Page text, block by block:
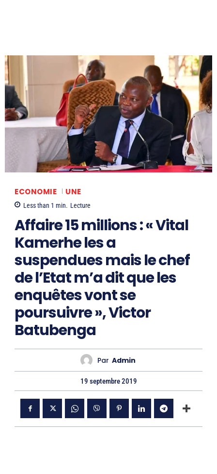
ECONOMIE UNE
Less than 1 min. Lecture
Affaire 15 millions : « Vital
Kamerhe les a
suspendues mais le chef
de l’Etat m’a dit que les
enquêtes vont se
poursuivre », Victor
Batubenga
Par Admin
19 septembre 2019